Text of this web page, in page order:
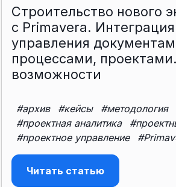
Строительство нового
с Primavera.
управления
процессами,
возможности
#архив #кейсы #методология
#проектная аналитика
#проектное управление
Читать статью